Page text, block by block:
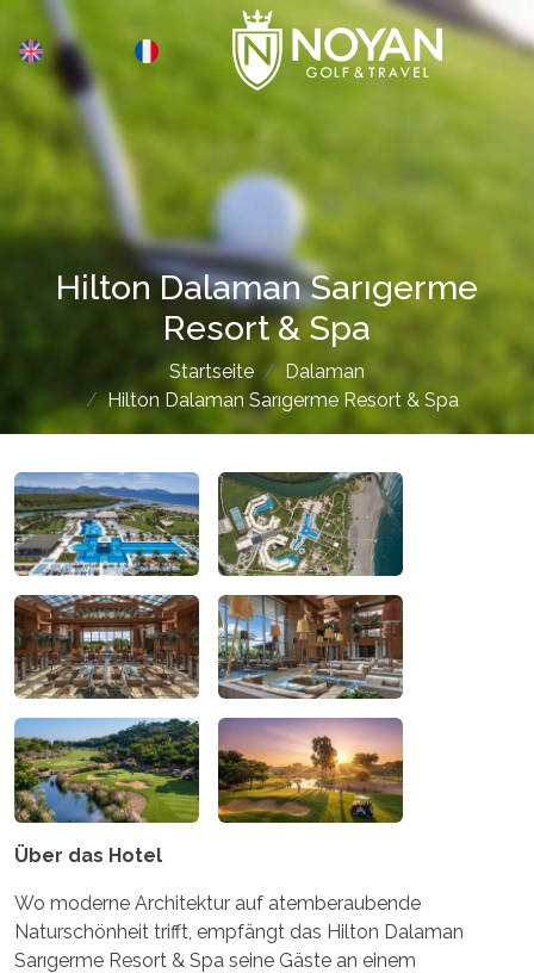
Hilton Dalaman Sarıgerme
Resort & Spa
Startseite
Dalaman
Hilton Dalaman Sarıgerme Resort & Spa
Über das Hotel
Wo moderne Architektur auf atemberaubende
Naturschönheit trifft, empfängt das Hilton Dalaman
Sarıgerme Resort & Spa seine Gäste an einem